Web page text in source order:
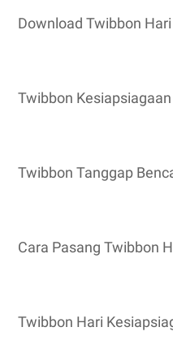
Download Twibbon
Twibbon
Twibbon Tanggap
Cara Pasang Twibbon
Twibbon Hari